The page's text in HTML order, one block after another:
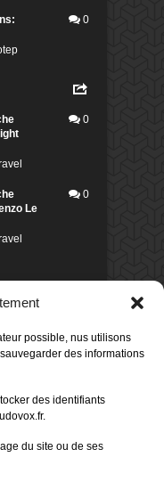
possible, nus utilisons
des informations
des identifiants
du site ou de ses
0
0
Le
0
Box - Ciao
80%